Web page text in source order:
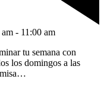
- 11:00 am
tu semana con
los domingos a las
misa…